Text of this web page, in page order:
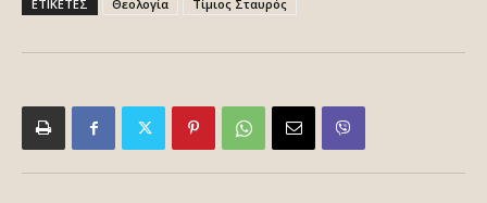
ΕΤΙΚΕΤΕΣ Θεολογία Τίμιος Σταυρός